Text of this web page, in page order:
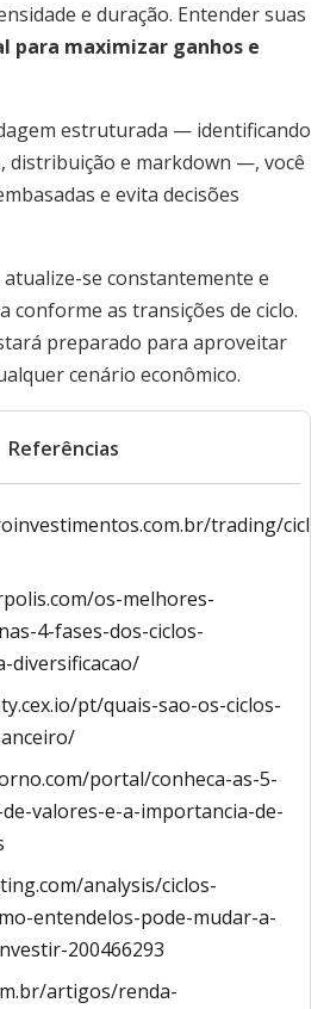
e duração. Entender suas
para maximizar ganhos e
estruturada — identificando
distribuição e markdown —, você
e evita decisões
se constantemente e
conforme as transições de ciclo.
preparado para aproveitar
cenário econômico.
Referências
trading/
os-melhores-
4-fases-dos-ciclos-
diversificacao/
pt/quais-sao-os-ciclos-
portal/conheca-as-5-
valores-e-a-importancia-de-
analysis/ciclos-
entendelos-pode-mudar-a-
200466293
artigos/renda-